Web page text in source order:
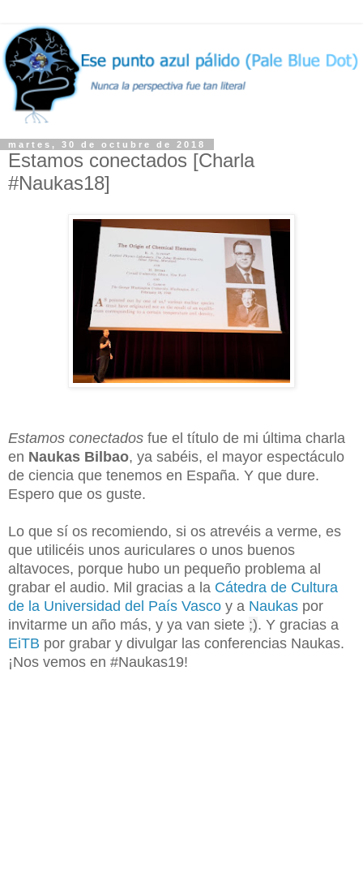
martes, 30 de octubre de 2018
Estamos conectados [Charla
#Naukas18]
Estamos conectados fue el título de mi última charla
en Naukas Bilbao, ya sabéis, el mayor espectáculo
de ciencia que tenemos en España. Y que dure.
Espero que os guste.
Lo que sí os recomiendo, si os atrevéis a verme, es
que utilicéis unos auriculares o unos buenos
altavoces, porque hubo un pequeño problema al
grabar el audio. Mil gracias a la Cátedra de Cultura
de la Universidad del País Vasco y a Naukas por
invitarme un año más, y ya van siete ;). Y gracias a
EiTB por grabar y divulgar las conferencias Naukas.
¡Nos vemos en #Naukas19!